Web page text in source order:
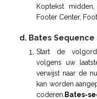
Koptekst
Footer Center,
d. Bates
Start de
volgens uw
verwijst naar de
kan worden
coderen. Bates-